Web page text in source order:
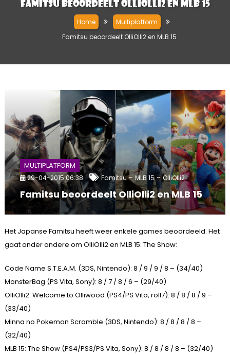
Famitsu beoordeelt OlliOlli2 en MLB 15
Home
Multiplatform
Famitsu beoordeelt OlliOlli2 en MLB 15
MULTIPLATFORM
29-04-2015 06:38 Famitsu-MLB 15-OlliOlli2
Famitsu beoordeelt OlliOlli2 en MLB 15
Het Japanse Famitsu heeft weer enkele games beoordeeld. Het
gaat onder andere om OlliOlli2 en MLB 15: The Show:
Code Name S.T.E.A.M. (3DS, Nintendo): 8 / 9 / 9 / 8 – (34/40)
MonsterBag (PS Vita, Sony): 8 / 7 / 8 / 6 – (29/40)
OlliOlli2: Welcome to Olliwood (PS4/PS Vita, roll7): 8 / 8 / 8 / 9 –
(33/40)
Minna no Pokemon Scramble (3DS, Nintendo): 8 / 8 / 8 / 8 –
(32/40)
MLB 15: The Show (PS4/PS3/PS Vita, Sony): 8 / 8 / 8 / 8 – (32/40)